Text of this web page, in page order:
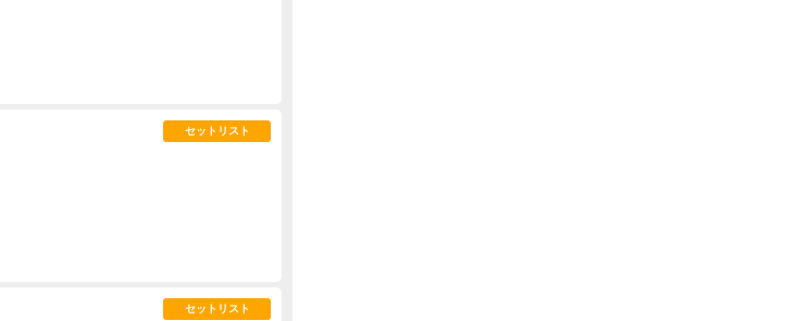
セットリスト
セットリスト